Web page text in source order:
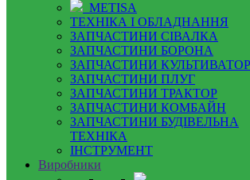
METISA
ТЕХНІКА І ОБЛАДНАННЯ
ЗАПЧАСТИНИ СІВАЛКА
ЗАПЧАСТИНИ БОРОНА
ЗАПЧАСТИНИ КУЛЬТИВАТОР
ЗАПЧАСТИНИ ПЛУГ
ЗАПЧАСТИНИ ТРАКТОР
ЗАПЧАСТИНИ КОМБАЙН
ЗАПЧАСТИНИ БУДІВЕЛЬНА
ТЕХНІКА
ІНСТРУМЕНТ
Виробники